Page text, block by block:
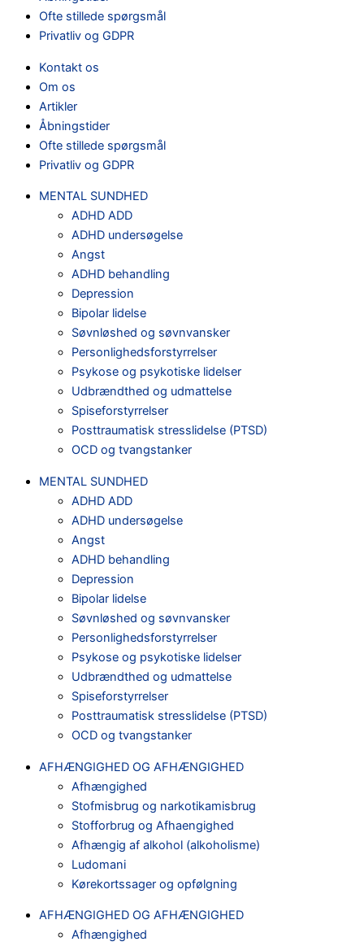
Ofte stillede spørgsmål
Privatliv og GDPR
Kontakt os
Om os
Artikler
Åbningstider
Ofte stillede spørgsmål
Privatliv og GDPR
MENTAL SUNDHED
ADHD ADD
ADHD undersøgelse
Angst
ADHD behandling
Depression
Bipolar lidelse
Søvnløshed og søvnvansker
Personlighedsforstyrrelser
Psykose og psykotiske lidelser
Udbrændthed og udmattelse
Spiseforstyrrelser
Posttraumatisk stresslidelse (PTSD)
OCD og tvangstanker
MENTAL SUNDHED
ADHD ADD
ADHD undersøgelse
Angst
ADHD behandling
Depression
Bipolar lidelse
Søvnløshed og søvnvansker
Personlighedsforstyrrelser
Psykose og psykotiske lidelser
Udbrændthed og udmattelse
Spiseforstyrrelser
Posttraumatisk stresslidelse (PTSD)
OCD og tvangstanker
AFHÆNGIGHED OG AFHÆNGIGHED
Afhængighed
Stofmisbrug og narkotikamisbrug
Stofforbrug og Afhaengighed
Afhængig af alkohol (alkoholisme)
Ludomani
Kørekortssager og opfølgning
AFHÆNGIGHED OG AFHÆNGIGHED
Afhængighed